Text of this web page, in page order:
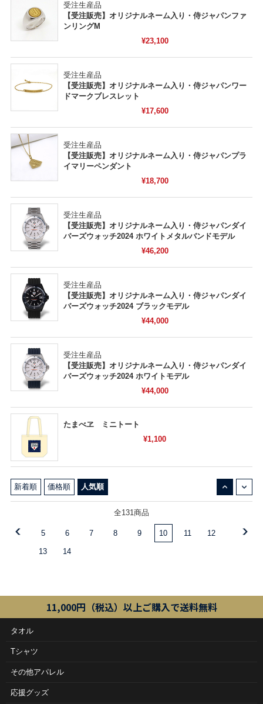
受注生産品
【受注販売】オリジナルネーム入り・侍ジャパンファ
ンリングM
¥23,100
受注生産品
【受注販売】オリジナルネーム入り・侍ジャパンワー
ドマークブレスレット
¥17,600
受注生産品
【受注販売】オリジナルネーム入り・侍ジャパンプラ
イマリーペンダント
¥18,700
受注生産品
【受注販売】オリジナルネーム入り・侍ジャパンダイ
バーズウォッチ2024 ホワイトメタルバンドモデル
¥46,200
受注生産品
【受注販売】オリジナルネーム入り・侍ジャパンダイ
バーズウォッチ2024 ブラックモデル
¥44,000
受注生産品
【受注販売】オリジナルネーム入り・侍ジャパンダイ
バーズウォッチ2024 ホワイトモデル
¥44,000
たまべヱ ミニトート
¥1,100
新着順 価格順 人気順
全131商品
5 6 7 8 9 10 11 12
13 14
11,000円（税込）以上ご購入で送料無料
タオル
Tシャツ
その他アパレル
応援グッズ